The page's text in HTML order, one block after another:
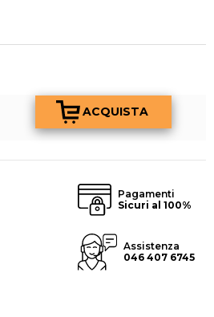
Pagamenti
Sicuri al 100%
Assistenza
046 407 6745